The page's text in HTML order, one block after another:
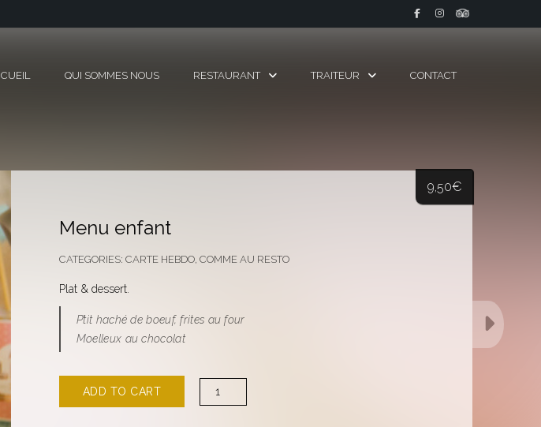
QUI SOMMES NOUS RESTAURANT TRAITEUR CONTACT
9,50€
Menu enfant
CATEGORIES: CARTE HEBDO, COMME AU RESTO
Plat & dessert.
P’tit haché de boeuf, frites au four
Moelleux au chocolat
ADD TO CART
Menu
enfant